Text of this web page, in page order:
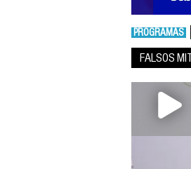
PROGRAMAS
FALSOS